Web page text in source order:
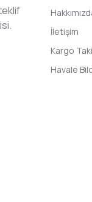
İletişim
Kargo
Havale